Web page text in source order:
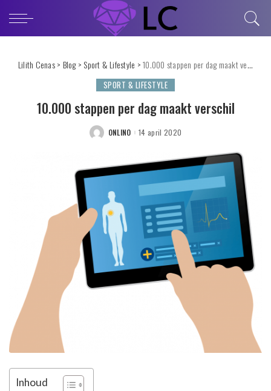
Lilith Cenas> Blog> Sport & Lifestyle >10.000 stappen per dag maakt verschil
SPORT & LIFESTYLE
10.000 stappen per dag maakt verschil
POSTED
ONLINO 14 april 2020
Inhoud